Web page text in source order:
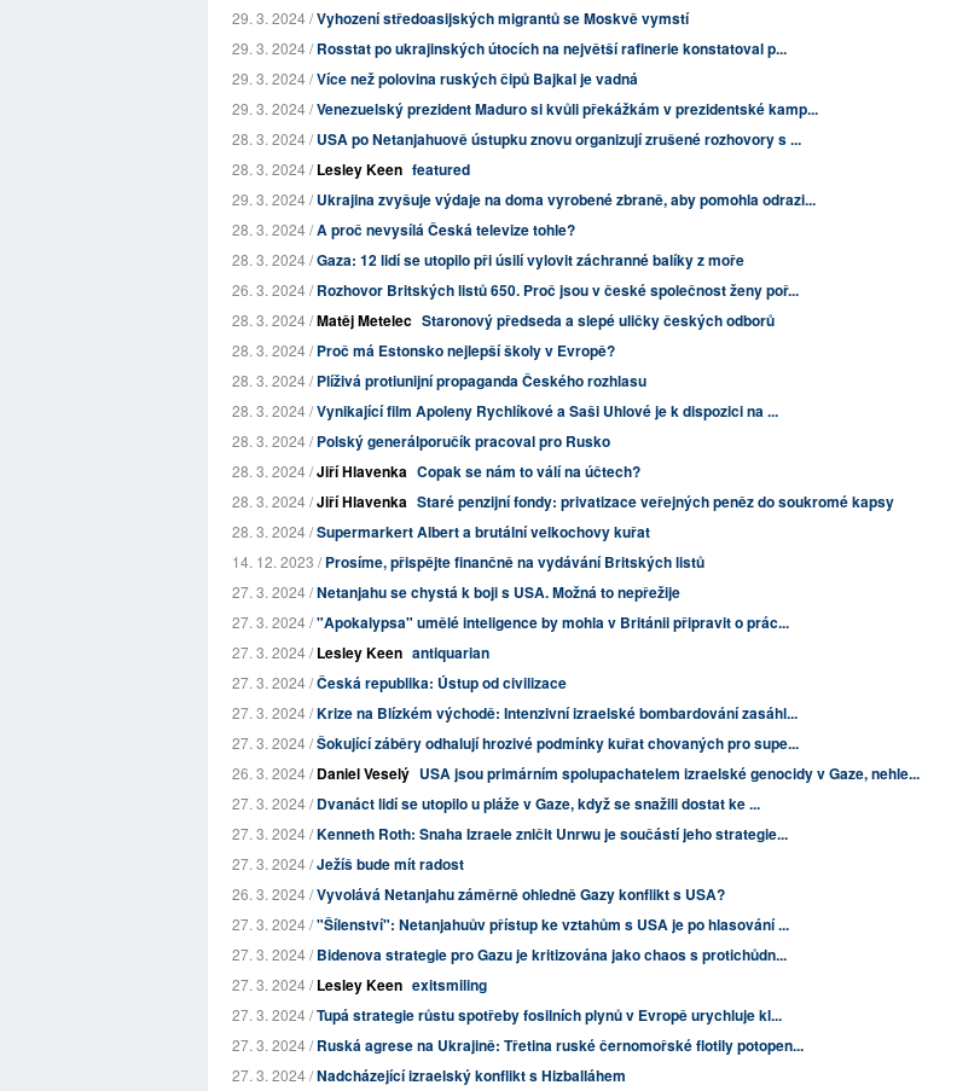
29. 3. 2024 /Vyhození středoasijských migrantů se Moskvě vymstí
29. 3. 2024 /Rosstat po ukrajinských útocích na největší rafinerie konstatoval p...
29. 3. 2024 /Více než polovina ruských čipů Bajkal je vadná
29. 3. 2024 /Venezuelský prezident Maduro si kvůli překážkám v prezidentské kamp...
28. 3. 2024 /USA po Netanjahuově ústupku znovu organizují zrušené rozhovory s ...
28. 3. 2024 /Lesley Keen featured
29. 3. 2024 /Ukrajina zvyšuje výdaje na doma vyrobené zbraně, aby pomohla odrazi...
28. 3. 2024 /A proč nevysílá Česká televize tohle?
28. 3. 2024 /Gaza: 12 lidí se utopilo při úsilí vylovit záchranné balíky z moře
26. 3. 2024 /Rozhovor Britských listů 650. Proč jsou v české společnost ženy poř...
28. 3. 2024 /Matěj Metelec Staronový předseda a slepé uličky českých odborů
28. 3. 2024 /Proč má Estonsko nejlepší školy v Evropě?
28. 3. 2024 /Plíživá protiunijní propaganda Českého rozhlasu
28. 3. 2024 /Vynikající film Apoleny Rychlíkové a Saši Uhlové je k dispozici na ...
28. 3. 2024 /Polský generálporučík pracoval pro Rusko
28. 3. 2024 /Jiří Hlavenka Copak se nám to válí na účtech?
28. 3. 2024 /Jiří Hlavenka Staré penzijní fondy: privatizace veřejných peněz do soukromé kapsy
28. 3. 2024 /Supermarkert Albert a brutální velkochovy kuřat
14. 12. 2023 /Prosíme, přispějte finančně na vydávání Britských listů
27. 3. 2024 /Netanjahu se chystá k boji s USA. Možná to nepřežije
27. 3. 2024 /"Apokalypsa" umělé inteligence by mohla v Británii připravit o prác...
27. 3. 2024 /Lesley Keen antiquarian
27. 3. 2024 /Česká republika: Ústup od civilizace
27. 3. 2024 /Krize na Blízkém východě: Intenzivní izraelské bombardování zasáhl...
27. 3. 2024 /Šokující záběry odhalují hrozivé podmínky kuřat chovaných pro supe...
26. 3. 2024 /Daniel Veselý USA jsou primárním spolupachatelem izraelské genocidy v Gaze, nehle...
27. 3. 2024 /Dvanáct lidí se utopilo u pláže v Gaze, když se snažili dostat ke ...
27. 3. 2024 /Kenneth Roth: Snaha Izraele zničit Unrwu je součástí jeho strategie...
27. 3. 2024 /Ježíš bude mít radost
26. 3. 2024 /Vyvolává Netanjahu záměrně ohledně Gazy konflikt s USA?
27. 3. 2024 /"Šílenství": Netanjahuův přístup ke vztahům s USA je po hlasování ...
27. 3. 2024 /Bidenova strategie pro Gazu je kritizována jako chaos s protichůdn...
27. 3. 2024 /Lesley Keen exitsmiling
27. 3. 2024 /Tupá strategie růstu spotřeby fosilních plynů v Evropě urychluje kl...
27. 3. 2024 /Ruská agrese na Ukrajině: Třetina ruské černomořské flotily potopen...
27. 3. 2024 /Nadcházející izraelský konflikt s Hizballáhem